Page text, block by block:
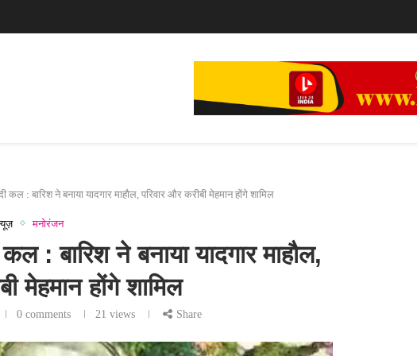
कल : बारिश ने बनाया यादगार माहौल, परिवार और करीबी मेहमान होंगे शामिल
मनोरंजन
: बारिश ने बनाया यादगार माहौल,
मेहमान होंगे शामिल
0 comments 21 views Share